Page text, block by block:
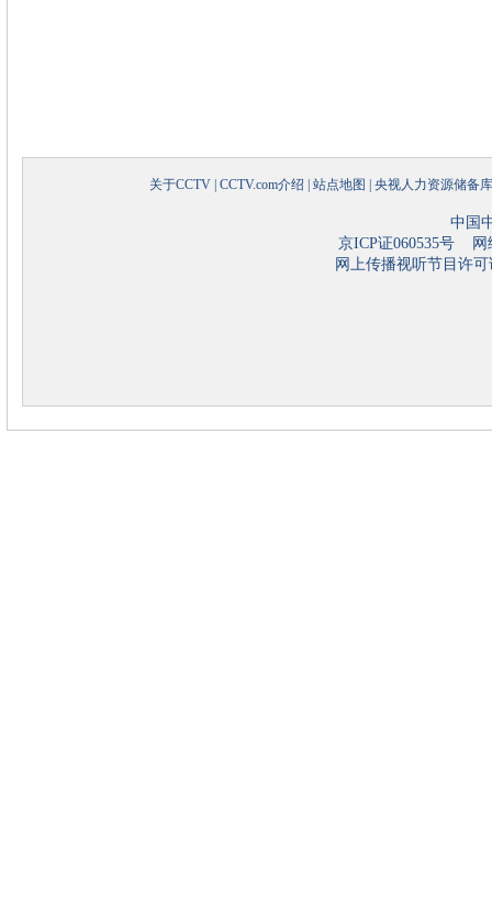
关于CCTV CCTV.com介绍 站点地图 央视人力资源储备库
中国
京ICP证060535号网络
网上传播视听节目许